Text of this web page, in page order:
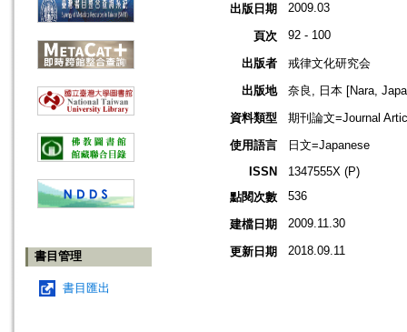
書目管理
書目匯出
出版日期 2009.03
頁次 92 - 100
出版者
戒律文化研究会
出版地
奈良, 日本 [Nara,
資料類型
期刊論文=Journal
使用語言
日文=Japanese
ISSN
1347555X (P)
點閱次數
536
建檔日期 2009.11.30
更新日期 2018.09.11